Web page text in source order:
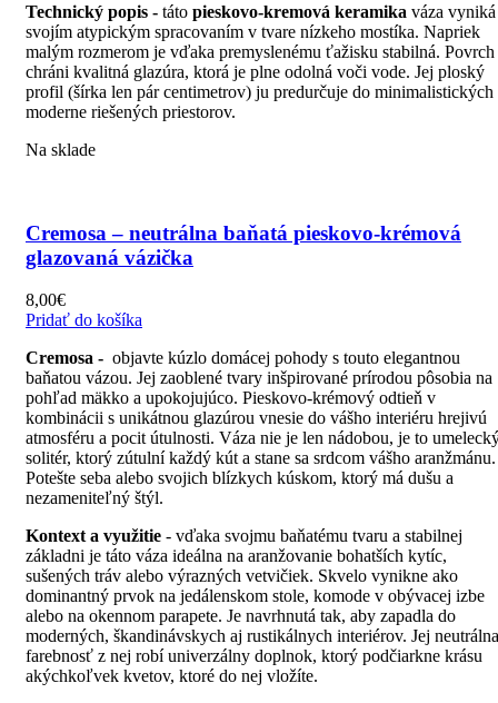
Technický popis - táto pieskovo-kremová keramika váza vyniká
svojím atypickým spracovaním v tvare nízkeho mostíka. Napriek
malým rozmerom je vďaka premyslenému ťažisku stabilná. Povrch
chráni kvalitná glazúra, ktorá je plne odolná voči vode. Jej ploský
profil (šírka len pár centimetrov) ju predurčuje do minimalistických
moderne riešených priestorov.
Na sklade
Cremosa – neutrálna baňatá pieskovo-krémová
glazovaná vázička
8,00€
Pridať do košíka
Cremosa - objavte kúzlo domácej pohody s touto elegantnou
baňatou vázou. Jej zaoblené tvary inšpirované prírodou pôsobia na
pohľad mäkko a upokojujúco. Pieskovo-krémový odtieň v
kombinácii s unikátnou glazúrou vnesie do vášho interiéru hrejivú
atmosféru a pocit útulnosti. Váza nie je len nádobou, je to
solitér, ktorý zútulní každý kút a stane sa srdcom vášho aranžmánu.
Potešte seba alebo svojich blízkych kúskom, ktorý má dušu a
nezameniteľný štýl.
Kontext a využitie - vďaka svojmu baňatému tvaru a stabilnej
základni je táto váza ideálna na aranžovanie bohatších kytíc,
sušených tráv alebo výrazných vetvičiek. Skvelo vynikne ako
dominantný prvok na jedálenskom stole, komode v obývacej izbe
alebo na okennom parapete. Je navrhnutá tak, aby zapadla do
moderných, škandinávskych aj rustikálnych interiérov. Jej neutrálna
farebnosť z nej robí univerzálny doplnok, ktorý podčiarkne krásu
akýchkoľvek kvetov, ktoré do nej vložíte.